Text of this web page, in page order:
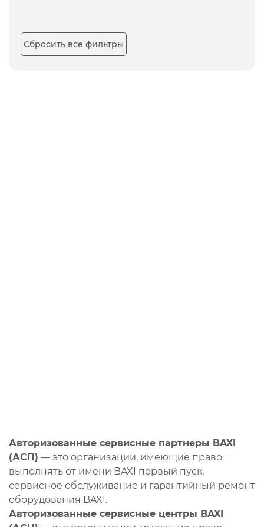
Сбросить все фильтры
Авторизованные сервисные партнеры BAXI
(АСП) — это организации, имеющие право
выполнять от имени BAXI первый пуск,
сервисное обслуживание и гарантийный ремонт
оборудования BAXI.
Авторизованные сервисные центры BAXI